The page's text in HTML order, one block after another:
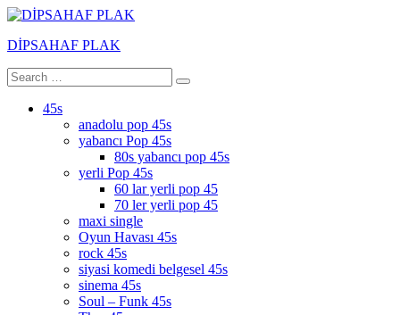
Skip
content
DİPSAHAF PLAK
DİPSAHAF
Search
for:
Search
45s
anadolu pop 45s
yabancı Pop 45s
80s yabancı pop 45s
yerli Pop 45s
60 lar yerli pop 45
70 ler yerli pop 45
maxi single
Oyun Havası 45s
rock 45s
siyasi komedi belgesel 45s
sinema 45s
Soul – Funk 45s